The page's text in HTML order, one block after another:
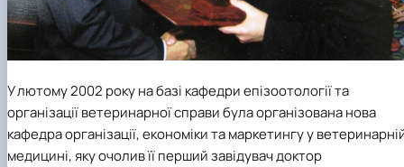
У лютому 2002 року на базі кафедри епізоотології та
організації ветеринарної справи була організована нова
кафедра організації, економіки та маркетингу у
медицині, яку очолив її перший завідувач доктор